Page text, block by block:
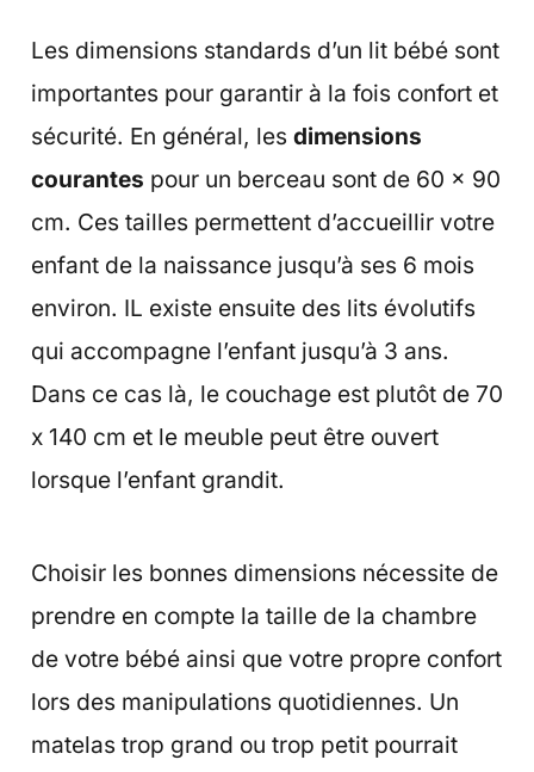
Les dimensions standards d’un lit bébé sont
importantes pour garantir à la fois confort et
sécurité. En général, les dimensions
courantes pour un berceau sont de 60 x 90
cm. Ces tailles permettent d’accueillir votre
enfant de la naissance jusqu’à ses 6 mois
environ. IL existe ensuite des lits évolutifs
qui accompagne l’enfant jusqu’à 3 ans.
Dans ce cas là, le couchage est plutôt de 70
x 140 cm et le meuble peut être ouvert
lorsque l’enfant grandit.
Choisir les bonnes dimensions nécessite de
prendre en compte la taille de la chambre
de votre bébé ainsi que votre propre confort
lors des manipulations quotidiennes. Un
matelas trop grand ou trop petit pourrait